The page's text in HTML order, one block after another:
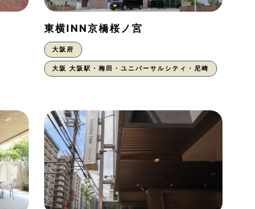
東横INN京橋桜ノ宮
大阪府
大阪 大阪駅・梅田・ユニバーサルシティ・尼崎